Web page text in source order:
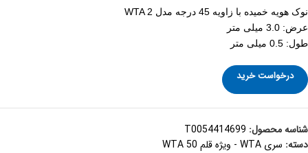
نوک هویه خمیده با زاویه 45 درجه مدل WTA 2
عرض: 3.0 میلی متر
طول: 0.5 میلی متر
درخواست خرید
شناسه محصول: T0054414699
دسته: سری WTA - ویژه قلم WTA 50